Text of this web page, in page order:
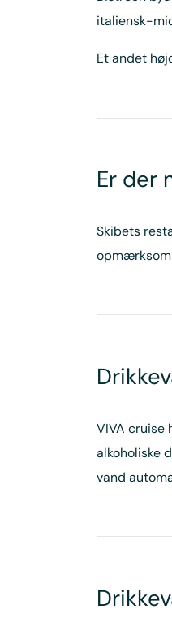
italiensk-
Et andet
Er der
Skibets
opmærksom
VIVA cruise
alkoholiske
vand